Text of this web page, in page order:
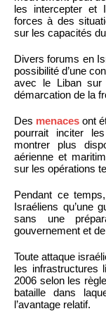
les intercepter et
forces à des
sur les capacités
Divers forums en
possibilité d’une
avec le Liban sur
démarcation de la
Des menaces ont
pourrait inciter
montrer plus
aérienne et
sur les opérations
Pendant ce
Israéliens qu’une
sans une
gouvernement et
Toute attaque
les infrastructures
2006 selon les
bataille dans
l’avantage relatif.